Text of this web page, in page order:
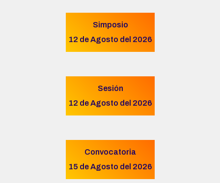
Simposio
12 de Agosto del 2026
Sesión
12 de Agosto del 2026
Convocatoria
15 de Agosto del 2026